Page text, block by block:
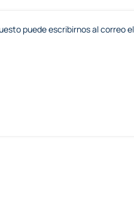
puede escribirnos al correo